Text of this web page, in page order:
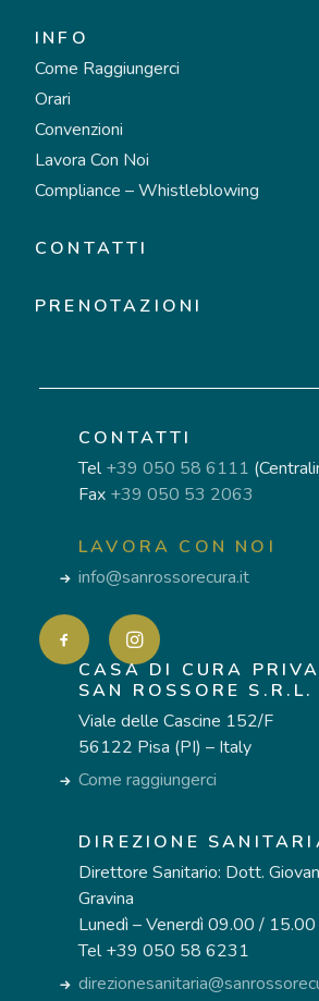
INFO
Come Raggiungerci
Orari
Convenzioni
Lavora Con Noi
Compliance – Whistleblowing
CONTATTI
PRENOTAZIONI
CONTATTI
Tel+39 050 58 6111
Fax +39 050 53 2063
LAVORA CON NOI
info@sanrossorecura.it
CASA DI CURA
SAN ROSSORE S.R.L.
Viale delle Cascine 152/F
56122 Pisa (PI) – Italy
Come raggiungerci
DIREZIONE
Direttore Sanitario: Dott.
Gravina
Lunedì – Venerdì 09.00 / 15.00
Tel +39 050 58 6231